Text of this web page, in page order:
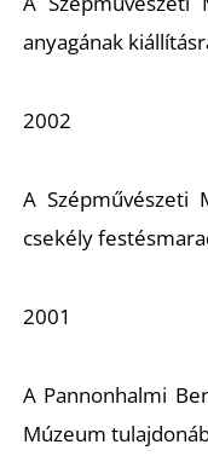
anyagának
2002
A
csekély
2001
A Pannonhalmi
Múzeum